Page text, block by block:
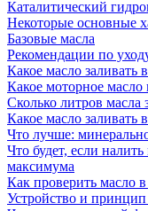
Каталитический
Некоторые основные
Базовые масла
Рекомендации по
Какое масло заливать
Какое моторное масло
Сколько литров масла
Какое масло заливать
Что лучше:
Что будет, если
максимума
Как проверить масло
Устройство и